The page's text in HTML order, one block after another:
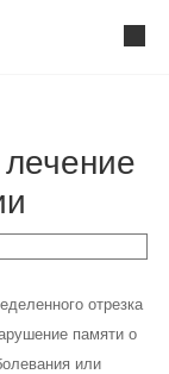
отрезка
памяти о
или